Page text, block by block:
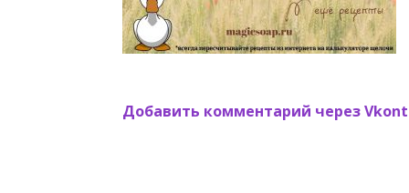
Добавить комментарий через